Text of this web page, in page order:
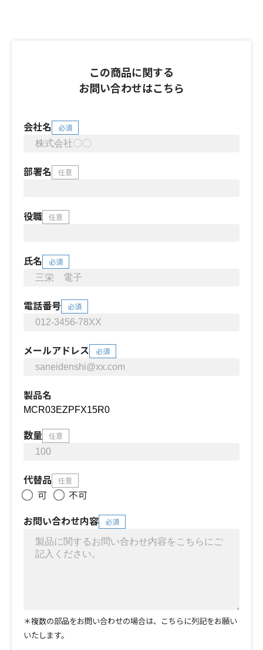
この商品に関する
お問い合わせはこちら
会社名 必須
部署名 任意
役職 任意
氏名 必須
電話番号 必須
メールアドレス 必須
製品名
数量 任意
代替品 任意
可
不可
お問い合わせ内容
必須
＊複数の部品をお問い合わせの場合は、こちらに列記をお願い
いたします。